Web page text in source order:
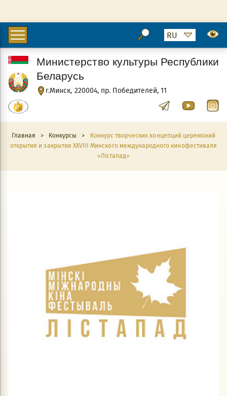
г.Минск, 220004, пр. Победителей, 11
Министерство культуры Республики
Беларусь
Главная > Конкурсы >
Конкурс творческих концепций церемоний
открытия и закрытия XXVIII Минского международного кинофестиваля
«Лістапад»